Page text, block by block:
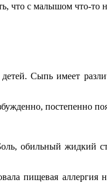
что с малышом что-то
Сыпь имеет
постепенно
обильный жидкий
пищевая аллергия